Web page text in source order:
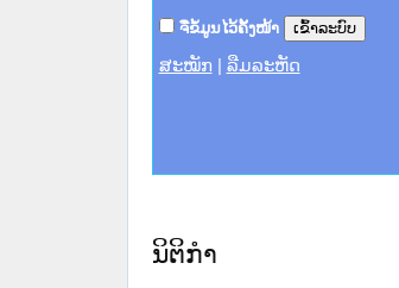
ຈື່ຂໍ້ມູນໄວ້ຄັ້ງໜ້າ
ສະໝັກ ລືມລະຫັດ
ານສະພາປະຊາຊົນ ພາກເໜືອ
ທາງລັດຖະການ
ສຳລັບ ພາກກາງ
ສຳລັບ ພາກໃຕ້
ວິທະຍາຄານຕຳຫຼວດປະຊາຊົນ
ວິທະຍາຄານສັນຕິບານປະຊາຊົນ
ຂັ້ນແຂວງພາກເໜືອ
ານສະພາປະຊາຊົນ ພາກກາງ
ນິຕິກໍາ